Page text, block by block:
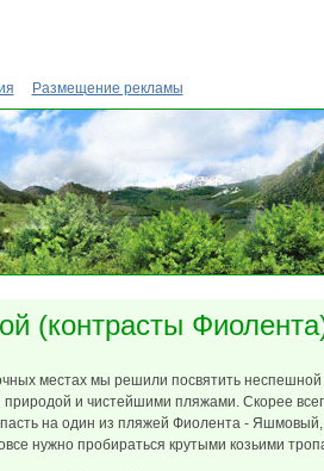
Размещение рекламы
(контрасты
местах мы решили посвятить неспешной
и чистейшими пляжами. Скорее
на один из пляжей Фиолента -
нужно пробираться крутыми козьими